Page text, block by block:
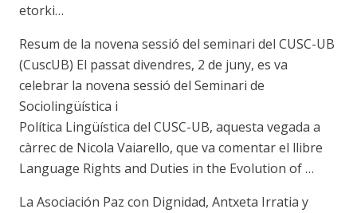
etorki…
Resum de la novena sessió del seminari del CUSC-UB
(CuscUB) El passat divendres, 2 de juny, es va
celebrar la novena sessió del Seminari de
Sociolingüística i
Política Lingüística del CUSC-UB, aquesta vegada a
càrrec de Nicola Vaiarello, que va comentar el llibre
Language Rights and Duties in the Evolution of …
La Asociación Paz con Dignidad, Antxeta Irratia y